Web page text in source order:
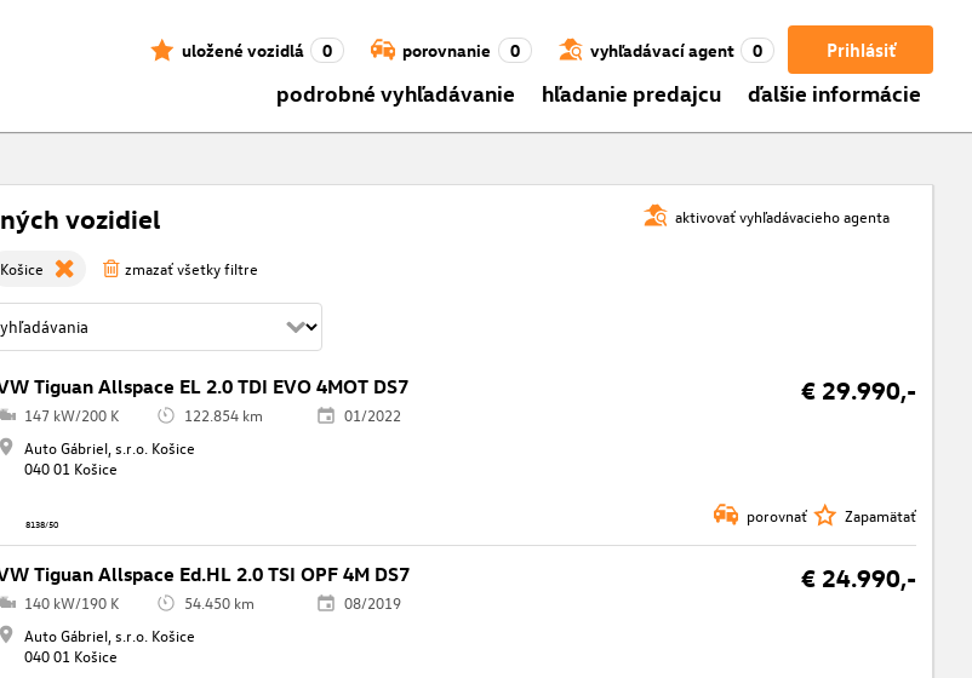
Prihlásiť
uložené vozidlá 0 porovnanie 0 vyhľadávací agent 0
podrobné vyhľadávanie hľadanie predajcu ďalšie informácie
aktivovať vyhľadávacieho agenta
vozidiel
Košice zmazať všetky filtre
Tiguan Allspace EL 2.0 TDI EVO 4MOT DS7 € 29.990,-
147 kW/200 K 122.854 km
01/2022
Auto Gábriel, s.r.o. Košice
040 01 Košice
8138/50 porovnať Zapamätať
Tiguan Allspace Ed.HL 2.0 TSI OPF 4M DS7 € 24.990,-
140 kW/190 K 54.450 km
08/2019
Auto Gábriel, s.r.o. Košice
040 01 Košice